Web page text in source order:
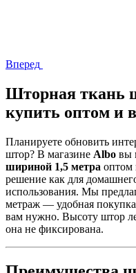
Вперед
Шторная ткань
купить оптом и
Планируете обновить
штор? В магазине Albo вы
шириной 1,5 метра оптом
решение как для
использования. Мы
метраж — удобная покупка
вам нужно. Высоту штор
она не фиксирована.